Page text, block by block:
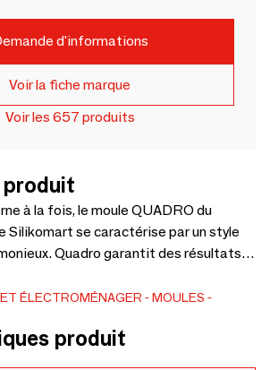
d'informations
Voir la fiche marque
Voir les 657 produits
à la fois, le moule QUADRO du
Silikomart se caractérise par un style
des résultats
dans les versions parfaites et
dans la version four.
ÉLECTROMÉNAGER
MOULES
produit